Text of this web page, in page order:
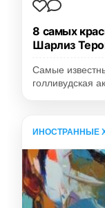
8 самых
Шарлиз
Самые
голливудская
ИНОСТРАННЫЕ